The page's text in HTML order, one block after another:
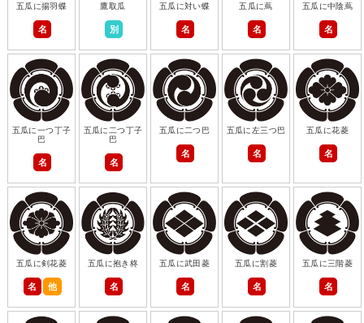
五瓜に揚羽蝶
名
鷹取瓜
別
五瓜に対い蝶
名
五瓜に蔦
名
五瓜に中陰蔦
名
五瓜に一つ丁子
巴
名
五瓜に二つ丁子
巴
名
五瓜に二つ巴
名
五瓜に左三つ巴
名
五瓜に花菱
名
五瓜に剣花菱
名 他
五瓜に抱き柊
名
五瓜に武田菱
名
五瓜に割菱
名
五瓜に三階菱
名